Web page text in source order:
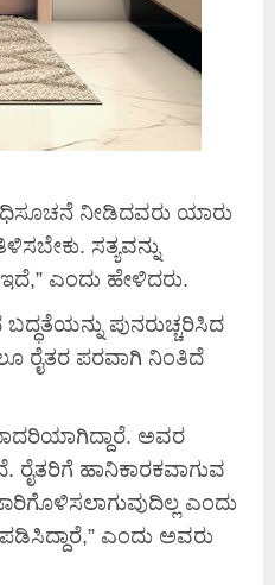
ನೀಡಿದವರು ಯಾರು
ಸತ್ಯವನ್ನು
ಎಂದು ಹೇಳಿದರು.
ಪುನರುಚ್ಚರಿಸಿದ
ರೈತರ ಪರವಾಗಿ ನಿಂತಿದೆ
ಅವರ
ರೈತರಿಗೆ ಹಾನಿಕಾರಕವಾಗುವ
ಎಂದು
ಎಂದು ಅವರು